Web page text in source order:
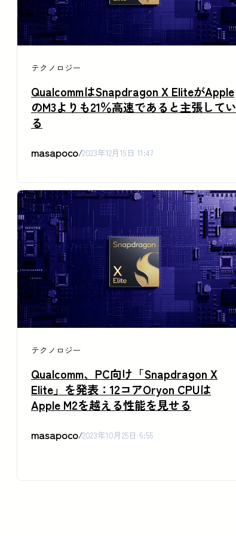
テクノロジー
QualcommはSnapdragon X EliteがApple
のM3よりも21％高速であると主張してい
る
masapoco/2023年12月19日 11:47
テクノロジー
Qualcomm、PC向け「Snapdragon X
Elite」を発表：12コアOryon CPUは
Apple M2を越える性能を見せる
masapoco/2023年10月25日 6:55